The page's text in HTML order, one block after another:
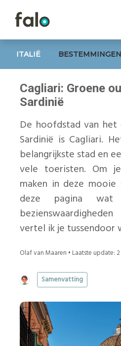
ITALIË BESTEMMINGEN
Cagliari: Groene
Sardinië
De hoofdstad van
Sardinië is Cagliari.
belangrijkste stad en
vele toeristen. Om
maken in deze
deze pagina
vertel ik je tussendoor
Olaf van Maaren • Laatste update:
Samenvatting